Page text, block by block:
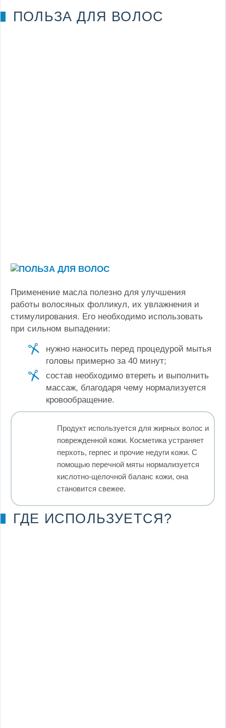
ПОЛЬЗА ДЛЯ ВОЛОС
Применение масла полезно для улучшения
работы волосяных фолликул, их увлажнения и
стимулирования. Его необходимо использовать
при сильном выпадении:
нужно наносить перед процедурой мытья
головы примерно за 40 минут;
состав необходимо втереть и выполнить
массаж, благодаря чему нормализуется
кровообращение.
Продукт используется для жирных волос и
поврежденной кожи. Косметика устраняет
перхоть, герпес и прочие недуги кожи. С
помощью перечной мяты нормализуется
кислотно-щелочной баланс кожи, она
становится свежее.
ГДЕ ИСПОЛЬЗУЕТСЯ?